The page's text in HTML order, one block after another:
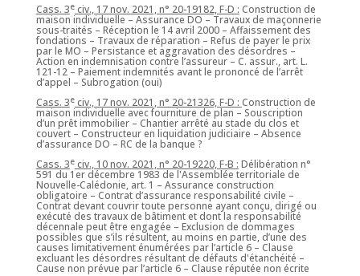
Cass. 3eciv., 17 nov. 2021, n° 20-19182, F-D : Construction de
maison individuelle – Assurance DO – Travaux de maçonnerie
sous-traités – Réception le 14 avril 2000 – Affaissement des
fondations – Travaux de réparation – Refus de payer le prix
par le MO – Persistance et aggravation des désordres –
Action en indemnisation contre l’assureur – C. assur., art. L.
121-12 – Paiement indemnités avant le prononcé de l’arrêt
d’appel – Subrogation (oui)
Cass. 3eciv., 17 nov. 2021, n° 20-21326, F-D : Construction de
maison individuelle avec fourniture de plan – Souscription
d’un prêt immobilier – Chantier arrêté au stade du clos et
couvert – Constructeur en liquidation judiciaire – Absence
d’assurance DO – RC de la banque ?
Cass. 3eciv., 10 nov. 2021, n° 20-19220, F-B : Délibération n°
591 du 1er décembre 1983 de l'Assemblée territoriale de
Nouvelle-Calédonie, art. 1 – Assurance construction
obligatoire – Contrat d’assurance responsabilité civile –
Contrat devant couvrir toute personne ayant conçu, dirigé ou
exécuté des travaux de bâtiment et dont la responsabilité
décennale peut être engagée – Exclusion de dommages
possibles que s’ils résultent, au moins en partie, d’une des
causes limitativement énumérées par l’article 6 – Clause
excluant les désordres résultant de défauts d'étanchéité –
Cause non prévue par l’article 6 – Clause réputée non écrite